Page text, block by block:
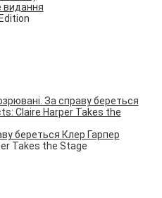
видання
береться Клер Гарпер
Takes the Stage